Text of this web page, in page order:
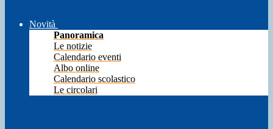
Novità
Panoramica
Le notizie
Calendario eventi
Albo online
Calendario scolastico
Le circolari